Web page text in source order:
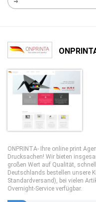
ONPRINTA- Ihre online print
Drucksachen! Wir bieten
großen Wert auf Qualität,
Deutschlands bestellen unsere
Standardversand), bei vielen
Overnight-Service verfügbar.